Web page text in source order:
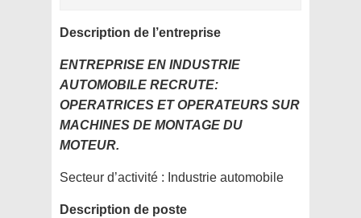
Description de l’entreprise
ENTREPRISE EN INDUSTRIE
AUTOMOBILE RECRUTE:
OPERATRICES ET OPERATEURS SUR
MACHINES DE MONTAGE DU
MOTEUR.
Secteur d’activité : Industrie automobile
Description de poste